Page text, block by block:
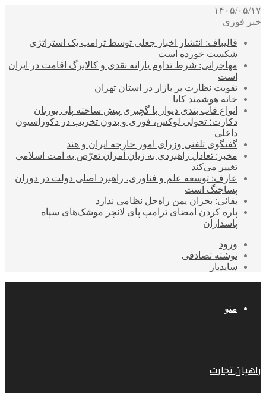
۱۴۰۵/۰۵/۱۷
خبر فوری
قالیباف: انتشار اخبار جعلی توسط ترامپ یک استراتژی
شکست خورده است
مهاجرانی: شرط تداوم یارانه نقدی و کالابرگ اقامت در ایران
است
تقویت نظارت بر بازار در استان تهران
خانه هوشمند کایا
انواع قاب بندی دیوار با گچبری پیش ساخته پلی یورتان
دکارت؛ تحولی لوکس، فوری و بدون تخریب در دکوراسیون
داخلی
گفتگوی تلفنی وزرای امور خارجه ایران و هند
مخبر: تعادل راهبردی به زیان آمران تعرّض به امت اسلامی
تغییر می‌کند
عارف: توسعه علم و فناوری، راهبرد اصلی دولت در دوران
پساجنگ است
بقائی: بحران یمن راه‌حل نظامی ندارد
پاره کردن امضای ترامپ پای لانچر موشک‌های سپاه
پاسداران
ورود
نوشته تصادفی
سایدبار
منو
راهیان تجارت